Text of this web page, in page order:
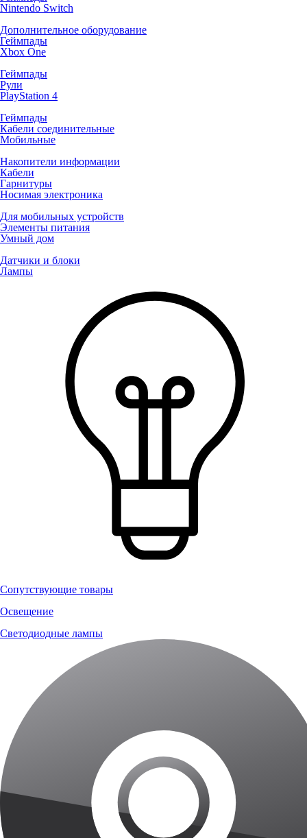
Nintendo Switch
Дополнительное оборудование
Геймпады
Xbox One
Геймпады
Рули
PlayStation 4
Геймпады
Кабели соединительные
Мобильные
Накопители информации
Кабели
Гарнитуры
Носимая электроника
Для мобильных устройств
Элементы питания
Умный дом
Датчики и блоки
Лампы
Сопутствующие товары
Освещение
Светодиодные лампы